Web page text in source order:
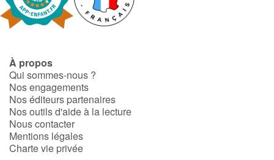
Documentaires
En famille
Quotidien et loisirs
À l'école
Fêtes et évènements
À propos
Qui sommes-nous ?
Nos engagements
Nos éditeurs partenaires
Nos outils d'aide à la lecture
Nous contacter
Mentions légales
Charte vie privée